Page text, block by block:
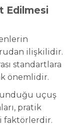
Edilmesi
ilişkilidir.
standartlara
önemlidir.
uçuş
pratik
faktörlerdir.